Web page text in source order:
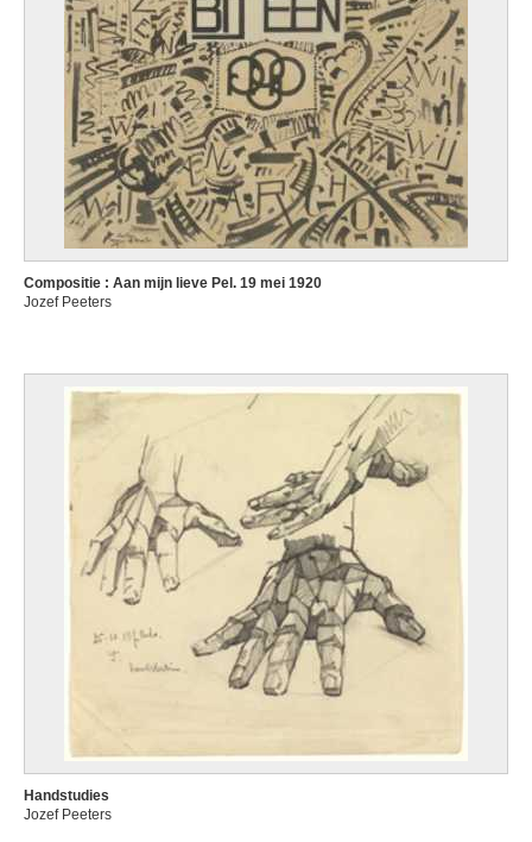
Compositie : Aan mijn lieve Pel. 19 mei 1920
Jozef Peeters
Handstudies
Jozef Peeters